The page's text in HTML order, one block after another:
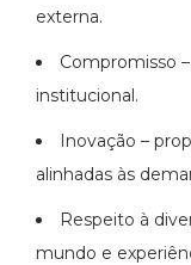
externa.
Compromisso
institucional.
Inovação –
alinhadas às
Respeito à
mundo e